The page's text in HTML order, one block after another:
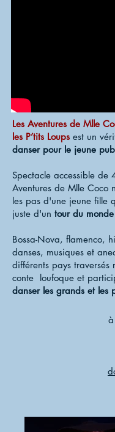
Les Aventures de Mlle
les P’tits Loups est un
danser pour le jeune
Spectacle accessible de
Aventures de Mlle Coco
les pas d'une jeune fille
juste d'un tour du
Bossa-Nova, flamenco,
danses, musiques et
différents pays traversés
conte loufoque et
danser les grands et les